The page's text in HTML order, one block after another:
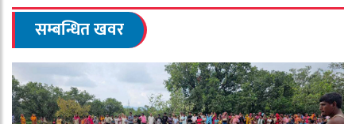
सम्बन्धित खवर